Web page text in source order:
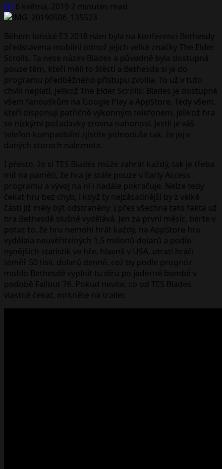
Jiří6 května, 2019 2 minutes read
Během loňské E3 2018 nám byla na konferenci Bethesdy
představena mobilní odnož jejich velké značky The Elder
Scrolls. Ta nese název Blades a původně byla dostupná
pouze těm, kteří měli to štěstí a Bethesda si je do
programu předběžného přístupu zvolila. To už v tuto
chvíli neplatí, jelikož The Elder Scrolls: Blades je dostupné
všem fanouškům na Google Play a AppStore. Tedy všem,
kteří disponují patřičně výkonným telefonem, jelikož hra
se nízkými požadavky zrovna nahonosí. Jestli je váš
telefon kompatibilní zjistíte jednoduše tak, že jej v
daných storech naleznete.
I přesto, že si TES Blades může zahrát každý, tak je třeba
mít na paměti, že hra je stále pouze v Early Access
programu a vývoj na ní i nadále pokračuje. Nelze tedy
čekat hru bez chyb, i když ty nejzásadnější by z velké
části již měly být odstraněny. I přes všechna tato fakta už
hra Bethesdě slušně vydělává. Jen za první měsíc, berte v
potaz to, že hru nemohl hrát každý, na AppStore hra
vydělala neuvěřitelných 1,5 milionů dolarů a podle
nynějších statistik ve hře, hlavně v USA, utratí hráči
téměř 50 tisíc dolarů denně, což by podle prognóz
mohlo Bethesdě vyplnit tu díru po jaderné bombě v
podobě Fallout 76. Pokud nevíte, co od TES Blades
vlastně čekat, mrkněte na trailer.